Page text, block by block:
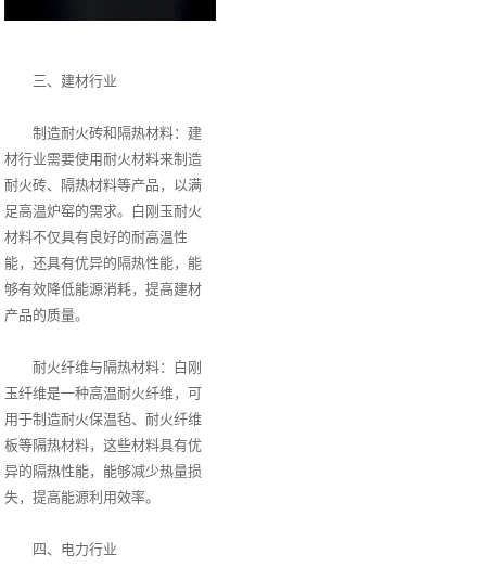
三、建材行业
制造耐火砖和隔热材料：建
材行业需要使用耐火材料来制造
耐火砖、隔热材料等产品，以满
足高温炉窑的需求。白刚玉耐火
材料不仅具有良好的耐高温性
能，还具有优异的隔热性能，能
够有效降低能源消耗，提高建材
产品的质量。
耐火纤维与隔热材料：白刚
玉纤维是一种高温耐火纤维，可
用于制造耐火保温毡、耐火纤维
板等隔热材料，这些材料具有优
异的隔热性能，能够减少热量损
失，提高能源利用效率。
四、电力行业